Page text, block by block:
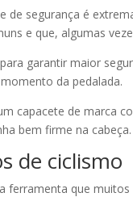
de segurança é
e que, algumas
garantir maior
da pedalada.
capacete de marca
bem firme na
de ciclismo
ferramenta que